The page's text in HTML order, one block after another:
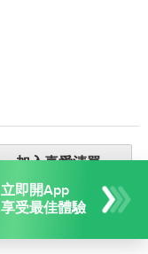
加入喜愛清單
立即開App
享受最佳體驗